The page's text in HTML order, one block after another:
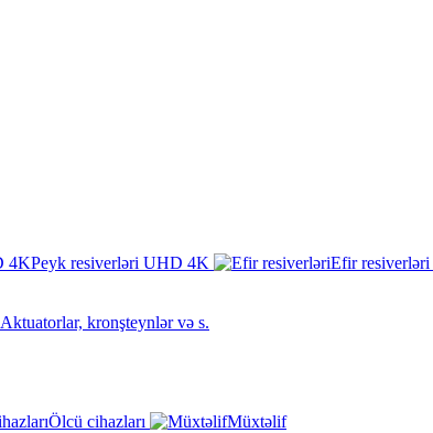
Peyk resiverləri UHD 4K Efir resiverləri
Aktuatorlar, kronşteynlər və s.
Ölcü cihazları
Müxtəlif